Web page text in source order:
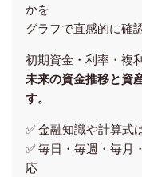
かを
グラフで直感的に確
初期資金・利率・複
未来の資金推移と資
す。
✅ 金融知識や計算式
✅ 毎日・毎週・毎月
応